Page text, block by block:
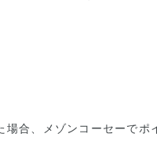
合、メゾンコーセーでポ